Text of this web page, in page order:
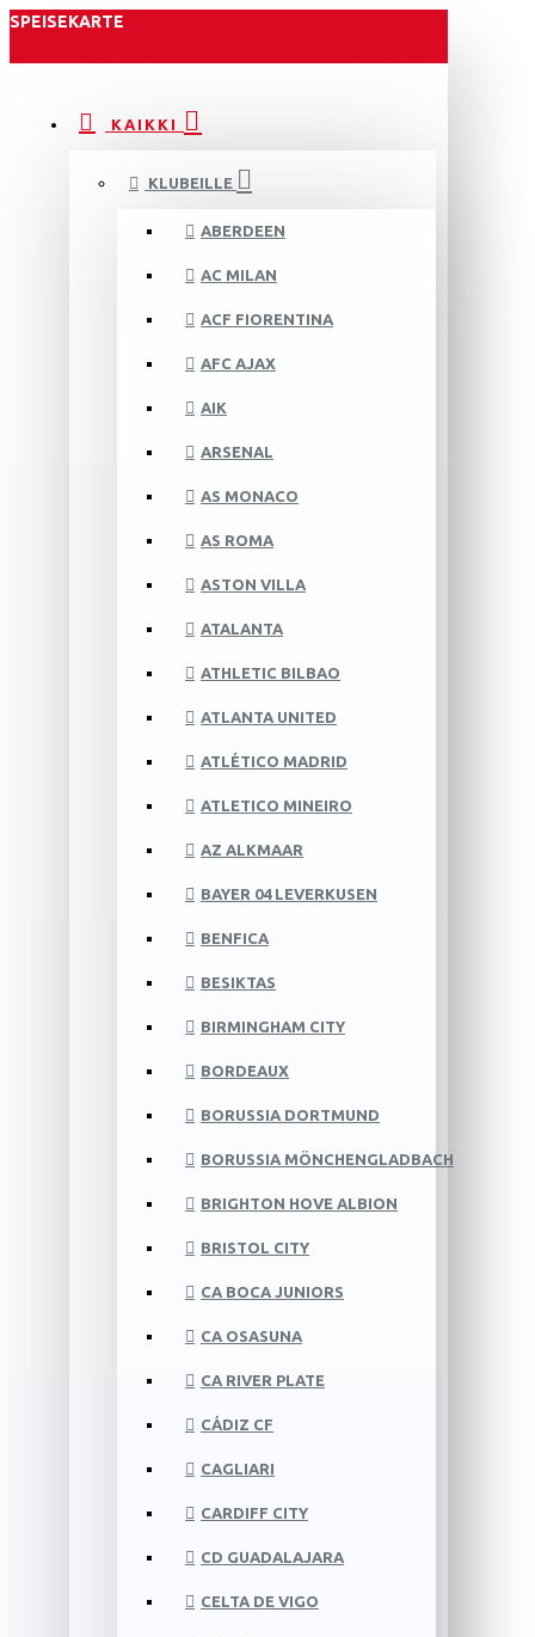
SPEISEKARTE
KAIKKI
KLUBEILLE
ABERDEEN
AC MILAN
ACF FIORENTINA
AFC AJAX
AIK
ARSENAL
AS MONACO
AS ROMA
ASTON VILLA
ATALANTA
ATHLETIC BILBAO
ATLANTA UNITED
ATLÉTICO MADRID
ATLETICO MINEIRO
AZ ALKMAAR
BAYER 04 LEVERKUSEN
BENFICA
BESIKTAS
BIRMINGHAM CITY
BORDEAUX
BORUSSIA DORTMUND
BORUSSIA MÖNCHENGLADBACH
BRIGHTON HOVE ALBION
BRISTOL CITY
CA BOCA JUNIORS
CA OSASUNA
CA RIVER PLATE
CÁDIZ CF
CAGLIARI
CARDIFF CITY
CD GUADALAJARA
CELTA DE VIGO